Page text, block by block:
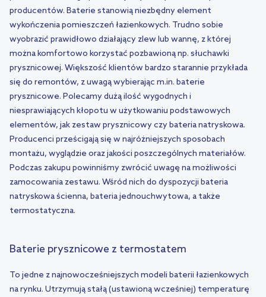
producentów. Baterie stanowią niezbędny element
wykończenia pomieszczeń łazienkowych. Trudno sobie
wyobrazić prawidłowo działający zlew lub wannę, z której
można komfortowo korzystać pozbawioną np. słuchawki
prysznicowej. Większość klientów bardzo starannie przykłada
się do remontów, z uwagą wybierając m.in. baterie
prysznicowe. Polecamy dużą ilość wygodnych i
niesprawiających kłopotu w użytkowaniu podstawowych
elementów, jak zestaw prysznicowy czy bateria natryskowa.
Producenci prześcigają się w najróżniejszych sposobach
montażu, wyglądzie oraz jakości poszczególnych materiałów.
Podczas zakupu powinniśmy zwrócić uwagę na możliwości
zamocowania zestawu. Wśród nich do dyspozycji bateria
natryskowa ścienna, bateria jednouchwytowa, a także
termostatyczna.
Baterie prysznicowe z termostatem
To jedne z najnowocześniejszych modeli baterii łazienkowych
na rynku. Utrzymują stałą (ustawioną wcześniej) temperaturę